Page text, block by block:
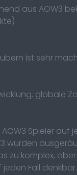
aus AOW3
ist sehr
globale
Spieler
wurden
zu komplex,
Fall denkbar.